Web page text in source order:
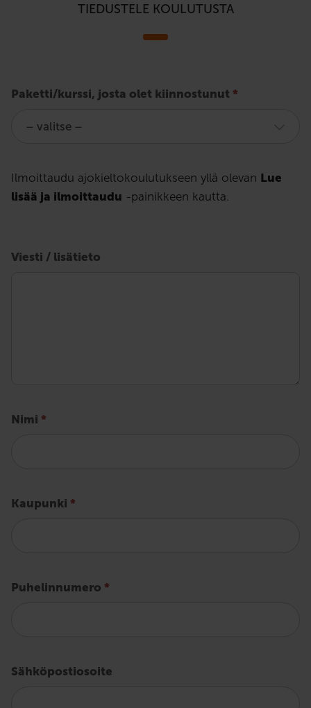
TIEDUSTELE KOULUTUSTA
Poliisin
määräämät
arvioinnit
-
Paketti/kurssi, josta olet kiinnostunut *
Ilmoittaudu ajokieltokoulutukseen yllä olevan Lue
lisää ja ilmoittaudu -painikkeen kautta.
Viesti / lisätieto
Nimi *
Kaupunki *
Puhelinnumero *
Sähköpostiosoite